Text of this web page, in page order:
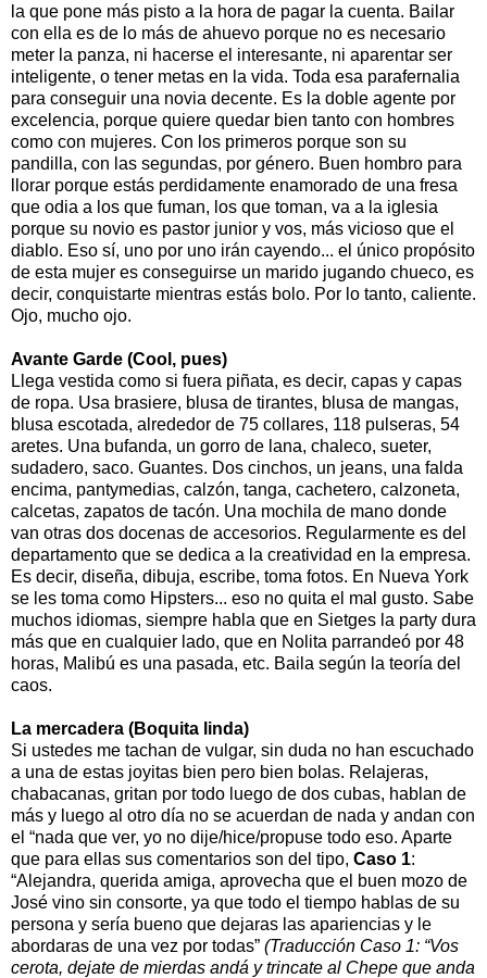
la que pone más pisto a la hora de pagar la cuenta. Bailar
con ella es de lo más de ahuevo porque no es necesario
meter la panza, ni hacerse el interesante, ni aparentar ser
inteligente, o tener metas en la vida. Toda esa parafernalia
para conseguir una novia decente. Es la doble agente por
excelencia, porque quiere quedar bien tanto con hombres
como con mujeres. Con los primeros porque son su
pandilla, con las segundas, por género. Buen hombro para
llorar porque estás perdidamente enamorado de una fresa
que odia a los que fuman, los que toman, va a la iglesia
porque su novio es pastor junior y vos, más vicioso que el
diablo. Eso sí, uno por uno irán cayendo... el único propósito
de esta mujer es conseguirse un marido jugando chueco, es
decir, conquistarte mientras estás bolo. Por lo tanto, caliente.
Ojo, mucho ojo.
Avante Garde (Cool, pues)
Llega vestida como si fuera piñata, es decir, capas y capas
de ropa. Usa brasiere, blusa de tirantes, blusa de mangas,
blusa escotada, alrededor de 75 collares, 118 pulseras, 54
aretes. Una bufanda, un gorro de lana, chaleco, sueter,
sudadero, saco. Guantes. Dos cinchos, un jeans, una falda
encima, pantymedias, calzón, tanga, cachetero, calzoneta,
calcetas, zapatos de tacón. Una mochila de mano donde
van otras dos docenas de accesorios. Regularmente es del
departamento que se dedica a la creatividad en la empresa.
Es decir, diseña, dibuja, escribe, toma fotos. En Nueva York
se les toma como Hipsters... eso no quita el mal gusto. Sabe
muchos idiomas, siempre habla que en Sietges la party dura
más que en cualquier lado, que en Nolita parrandeó por 48
horas, Malibú es una pasada, etc. Baila según la teoría del
caos.
La mercadera (Boquita linda)
Si ustedes me tachan de vulgar, sin duda no han escuchado
a una de estas joyitas bien pero bien bolas. Relajeras,
chabacanas, gritan por todo luego de dos cubas, hablan de
más y luego al otro día no se acuerdan de nada y andan con
el “nada que ver, yo no dije/hice/propuse todo eso. Aparte
que para ellas sus comentarios son del tipo, Caso 1:
“Alejandra, querida amiga, aprovecha que el buen mozo de
José vino sin consorte, ya que todo el tiempo hablas de su
persona y sería bueno que dejaras las apariencias y le
abordaras de una vez por todas” (Traducción Caso 1: “Vos
cerota, dejate de mierdas andá y trincate al Chepe que anda